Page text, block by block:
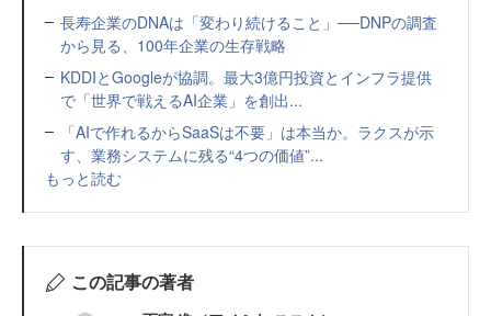
長寿企業のDNAは「変わり続けること」──DNPの調査
から見る、100年企業の生存戦略
KDDIとGoogleが協調。最大3億円投資とインフラ提供
で「世界で戦えるAI企業」を創出...
「AIで作れるからSaaSは不要」は本当か。ラクスが示
す、業務システムに残る“4つの価値”...
もっと読む
この記事の著者